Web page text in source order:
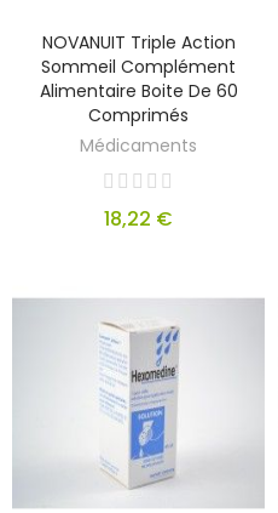
NOVANUIT Triple Action
Sommeil Complément
Alimentaire Boite De 60
Comprimés
Médicaments
18,22 €